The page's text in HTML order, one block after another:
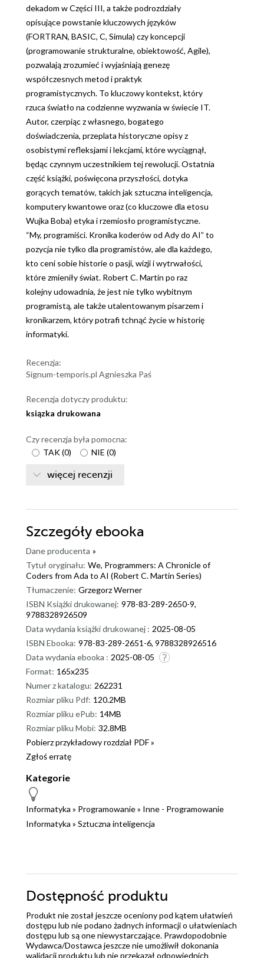
dekadom w Części III, a także podrozdziały
opisujące powstanie kluczowych języków
(FORTRAN, BASIC, C, Simula) czy koncepcji
(programowanie strukturalne, obiektowość, Agile),
pozwalają zrozumieć i wyjaśniają genezę
współczesnych metod i praktyk
programistycznych. To kluczowy kontekst, który
rzuca światło na codzienne wyzwania w świecie IT.
Autor, czerpiąc z własnego, bogatego
doświadczenia, przeplata historyczne opisy z
osobistymi refleksjami i lekcjami, które wyciągnął,
będąc czynnym uczestnikiem tej rewolucji. Ostatnia
część książki, poświęcona przyszłości, dotyka
gorących tematów, takich jak sztuczna inteligencja,
komputery kwantowe oraz (co kluczowe dla etosu
Wujka Boba) etyka i rzemiosło programistyczne.
“My, programiści. Kronika koderów od Ady do AI” to
pozycja nie tylko dla programistów, ale dla każdego,
kto ceni sobie historie o pasji, wizji i wytrwałości,
które zmieniły świat. Robert C. Martin po raz
kolejny udowadnia, że jest nie tylko wybitnym
programistą, ale także utalentowanym pisarzem i
kronikarzem, który potrafi tchnąć życie w historię
informatyki.
Recenzja:
Signum-temporis.pl Agnieszka Paś
Recenzja dotyczy produktu:
ksiązka drukowana
Czy recenzja była pomocna:
TAK(0) NIE (0)
więcej recenzji
Szczegóły ebooka
Dane producenta »
Tytuł oryginału: We, Programmers: A Chronicle of
Coders from Ada to AI (Robert C. Martin Series)
Tłumaczenie: Grzegorz Werner
ISBN Książki drukowanej: 978-83-289-2650-9,
9788328926509
Data wydania książki drukowanej : 2025-08-05
ISBN Ebooka: 978-83-289-2651-6, 9788328926516
Data wydania ebooka : 2025-08-05
Format: 165x235
Numer z katalogu: 262231
Rozmiar pliku Pdf: 120.2MB
Rozmiar pliku ePub: 14MB
Rozmiar pliku Mobi: 32.8MB
Pobierz przykładowy rozdział PDF »
Zgłoś erratę
Kategorie
Informatyka » Programowanie» Inne - Programowanie
Informatyka » Sztuczna inteligencja
Dostępność produktu
Produkt nie został jeszcze oceniony pod kątem ułatwień
dostępu lub nie podano żadnych informacji o ułatwieniach
dostępu lub są one niewystarczające. Prawdopodobnie
Wydawca/Dostawca jeszcze nie umożliwił dokonania
walidacji produktu lub nie przekazał odpowiednich